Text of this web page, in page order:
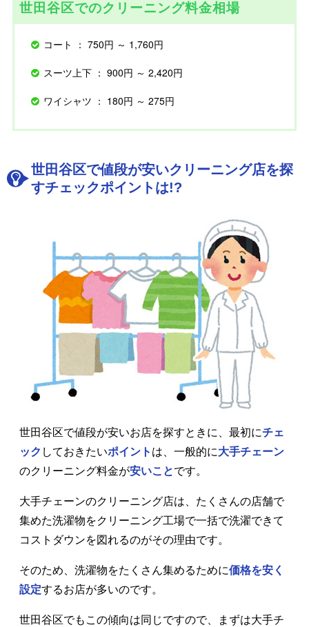
世田谷区でのクリーニング料金相場
コート ： 750円 ～ 1,760円
スーツ上下 ： 900円 ～ 2,420円
ワイシャツ ： 180円 ～ 275円
世田谷区で値段が安いクリーニング店を探
すチェックポイントは!?
世田谷区で値段が安いお店を探すときに、最初にチェ
ック しておきたいポイント は、一般的に大手チェーン
のクリーニング料金が安いことです。
大手チェーンのクリーニング店は、たくさんの店舗で
集めた洗濯物をクリーニング工場で一括で洗濯できて
コストダウンを図れるのがその理由です。
そのため、洗濯物をたくさん集めるために価格を安く
設定するお店が多いのです。
世田谷区でもこの傾向は同じですので、まずは大手チ